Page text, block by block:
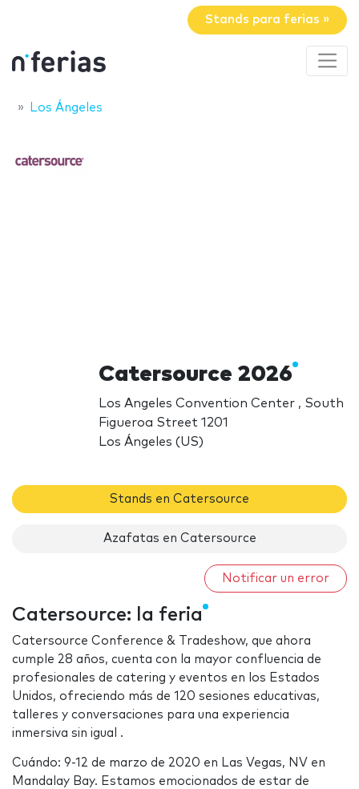
Stands para ferias »
Los Ángeles
Catersource 2026
Los Angeles Convention Center , South
Figueroa Street 1201
Los Ángeles (US)
Stands en Catersource
Azafatas en Catersource
Notificar un error
Catersource: la feria
Catersource Conference & Tradeshow, que ahora
cumple 28 años, cuenta con la mayor confluencia de
profesionales de catering y eventos en los Estados
Unidos, ofreciendo más de 120 sesiones educativas,
talleres y conversaciones para una experiencia
inmersiva sin igual .
Cuándo: 9-12 de marzo de 2020 en Las Vegas, NV en
Mandalay Bay. Estamos emocionados de estar de